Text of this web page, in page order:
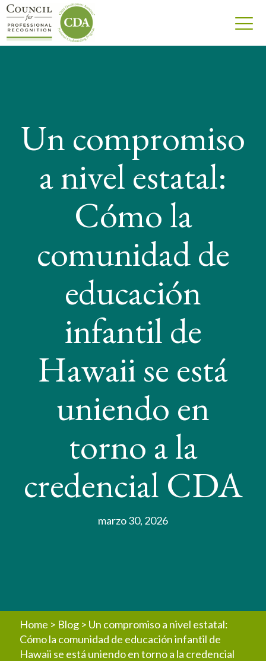
Un compromiso
a nivel estatal:
Cómo la
comunidad de
educación
infantil de
Hawaii se está
uniendo en
torno a la
credencial CDA
marzo 30, 2026
Home > Blog > Un compromiso a nivel estatal:
Cómo la comunidad de educación infantil de
Hawaii se está uniendo en torno a la credencial